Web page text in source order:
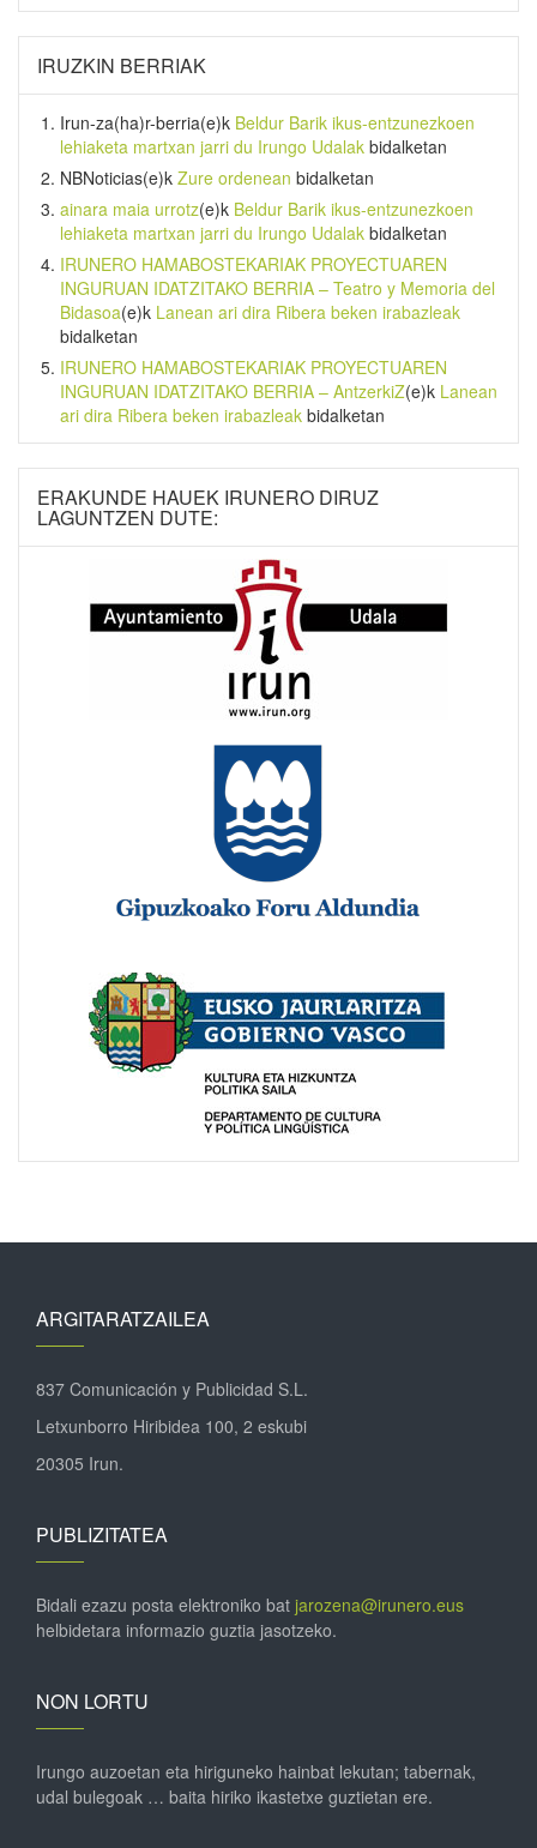
IRUZKIN BERRIAK
Irun-za(ha)r-berria(e)k Beldur Barik ikus-entzunezkoen
lehiaketa martxan jarri du Irungo Udalak bidalketan
NBNoticias(e)k Zure ordenean bidalketan
ainara maia urrotz(e)k Beldur Barik ikus-entzunezkoen
lehiaketa martxan jarri du Irungo Udalak bidalketan
IRUNERO HAMABOSTEKARIAK PROYECTUAREN
INGURUAN IDATZITAKO BERRIA – Teatro y Memoria del
Bidasoa(e)k Lanean ari dira Ribera beken irabazleak
bidalketan
IRUNERO HAMABOSTEKARIAK PROYECTUAREN
INGURUAN IDATZITAKO BERRIA – AntzerkiZ(e)k Lanean
ari dira Ribera beken irabazleak bidalketan
ERAKUNDE HAUEK IRUNERO DIRUZ
LAGUNTZEN DUTE:
ARGITARATZAILEA
837 Comunicación y Publicidad S.L.
Letxunborro Hiribidea 100, 2 eskubi
20305 Irun.
PUBLIZITATEA
Bidali ezazu posta elektroniko bat jarozena@irunero.eus
helbidetara informazio guztia jasotzeko.
NON LORTU
Irungo auzoetan eta hiriguneko hainbat lekutan; tabernak,
udal bulegoak … baita hiriko ikastetxe guztietan ere.